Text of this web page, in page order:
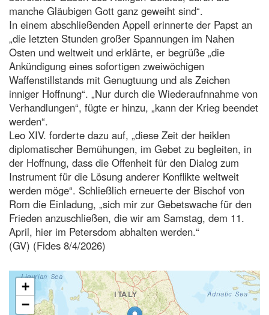
manche Gläubigen Gott ganz geweiht sind“.
In einem abschließenden Appell erinnerte der Papst an
„die letzten Stunden großer Spannungen im Nahen
Osten und weltweit und erklärte, er begrüße „die
Ankündigung eines sofortigen zweiwöchigen
Waffenstillstands mit Genugtuung und als Zeichen
inniger Hoffnung“. „Nur durch die Wiederaufnnahme von
Verhandlungen“, fügte er hinzu, „kann der Krieg beendet
werden“.
Leo XIV. forderte dazu auf, „diese Zeit der heiklen
diplomatischer Bemühungen, im Gebet zu begleiten, in
der Hoffnung, dass die Offenheit für den Dialog zum
Instrument für die Lösung anderer Konflikte weltweit
werden möge“. Schließlich erneuerte der Bischof von
Rom die Einladung, „sich mir zur Gebetswache für den
Frieden anzuschließen, die wir am Samstag, dem 11.
April, hier im Petersdom abhalten werden.“
(GV) (Fides 8/4/2026)
+
−